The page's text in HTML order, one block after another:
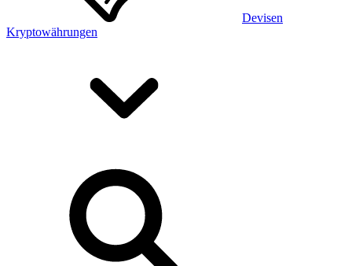
Devisen
Kryptowährungen